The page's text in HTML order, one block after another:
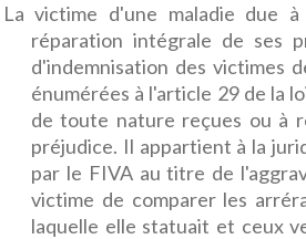
La victime d'une maladie due
réparation intégrale de ses
d'indemnisation des victimes
énumérées à l'article 29 de la
de toute nature reçues ou à
préjudice. Il appartient à la
par le FIVA au titre de
victime de comparer les
laquelle elle statuait et ceux